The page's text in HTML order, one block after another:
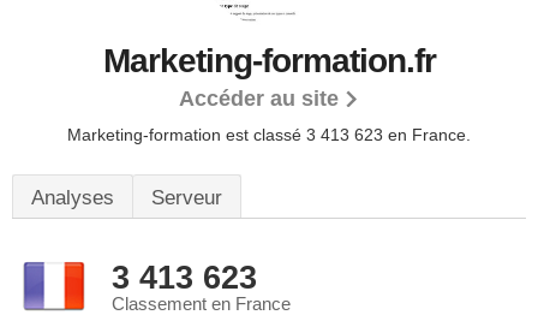
Marketing-formation.fr
Accéder au site
Marketing-formation est classé 3 413 623 en France.
Analyses Serveur
3 413 623
Classement en France